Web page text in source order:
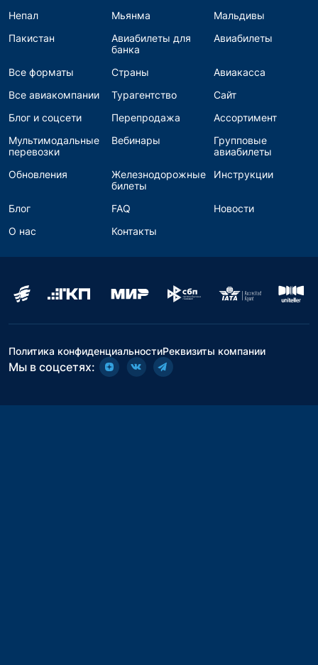
Непал
Мьянма
Мальдивы
Пакистан
Авиабилеты для
банка
Авиабилеты
Все форматы Страны
Авиакасса
Все авиакомпании
Турагентство
Сайт
Блог и соцсети
Перепродажа
Ассортимент
Мультимодальные
перевозки
Вебинары
Групповые
авиабилеты
Обновления
Железнодорожные
билеты
Инструкции
Блог FAQ
Новости
О нас
Контакты
Политика конфиденциальностиРеквизиты компании
Мы в соцсетях: